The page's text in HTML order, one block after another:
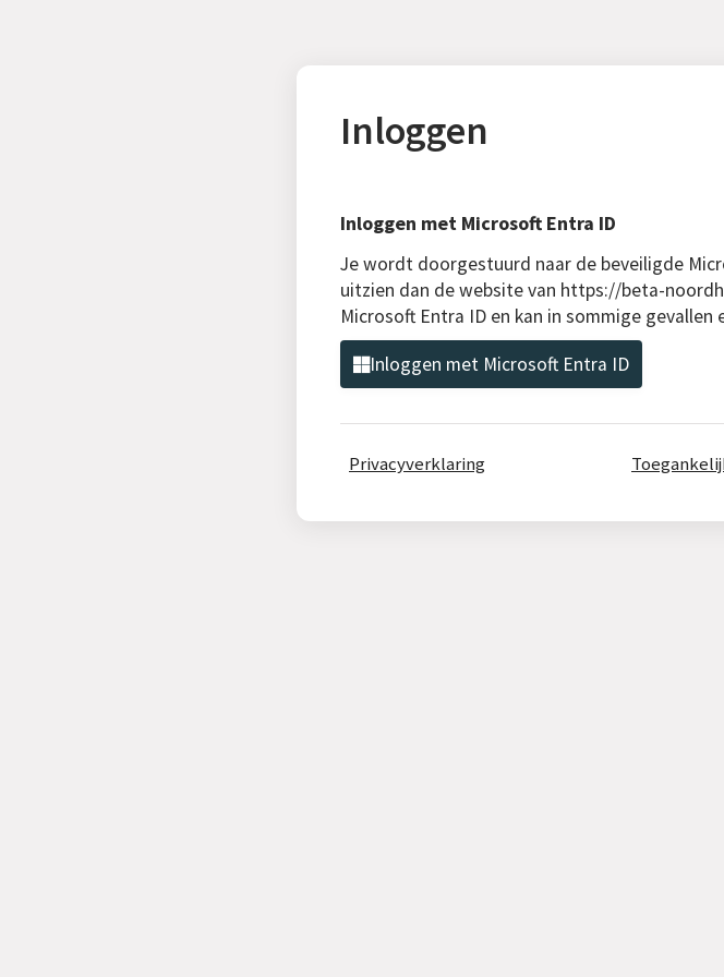
Inloggen
Inloggen met Microsoft Entra ID
Je wordt doorgestuurd naar de beveiligde
uitzien dan de website van https://beta-
Microsoft Entra ID en kan in sommige gevallen
Inloggen met Microsoft Entra ID
Privacyverklaring